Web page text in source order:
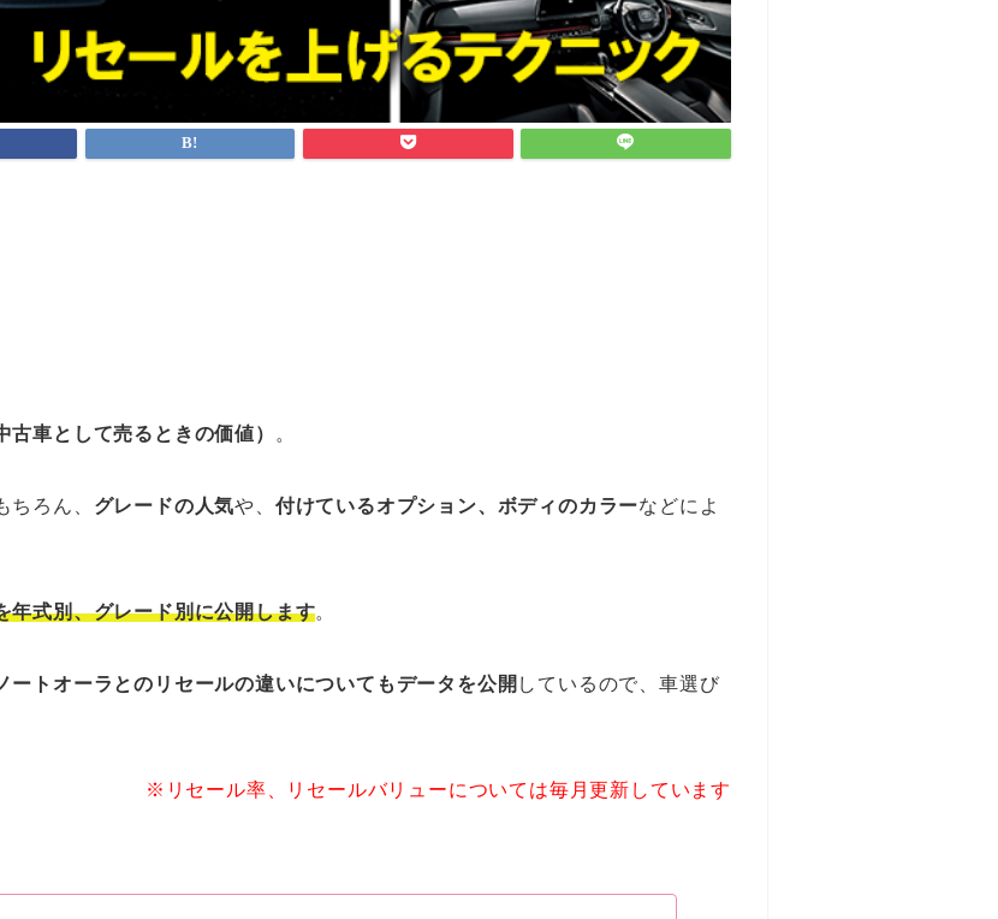
古車として売るときの価値） 。
ちろん、 グレードの人気や、 付けているオプション、ボディのカラーなどによ
年式別、グレード別に公開します。
ートオーラとのリセールの違いについてもデータを公開 しているので、車選び
※リセール率、リセールバリューについては毎月更新しています